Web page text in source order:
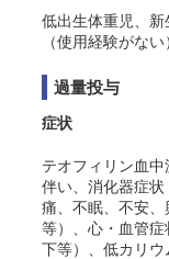
低出生体重児、
（使用経験がない
過量投与
症状
テオフィリン血
伴い、消化器症
痛、不眠、不安
等）、心・血管
下等）、低カリウ